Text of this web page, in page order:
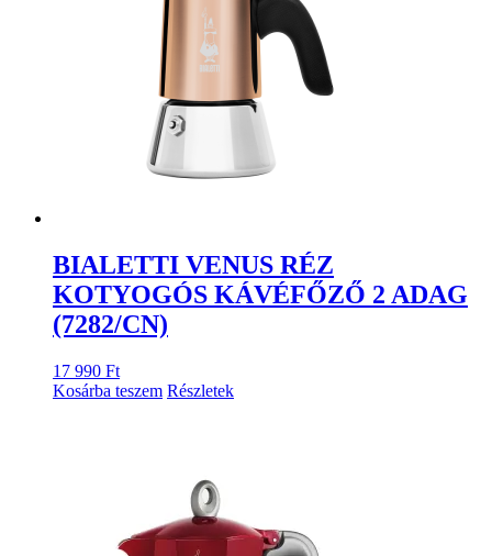
BIALETTI VENUS RÉZ
KOTYOGÓS KÁVÉFŐZŐ 2 ADAG
(7282/CN)
17 990 Ft
Kosárba teszem Részletek